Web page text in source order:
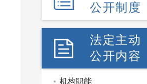
公开制度
法定主动
公开内容
机构职能